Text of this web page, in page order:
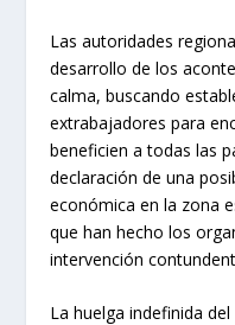
Las autoridades
desarrollo de los
calma, buscando
extrabajadores para
beneficien a todas las
declaración de una
económica en la zona
que han hecho los
intervención
La huelga indefinida